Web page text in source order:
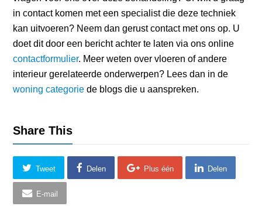
in contact komen met een specialist die deze techniek
kan uitvoeren? Neem dan gerust contact met ons op. U
doet dit door een bericht achter te laten via ons online
contactformulier. Meer weten over vloeren of andere
interieur gerelateerde onderwerpen? Lees dan in de
woning categoriede blogs die u aanspreken.
Share This
Tweet Delen Plus één Delen
E-mail